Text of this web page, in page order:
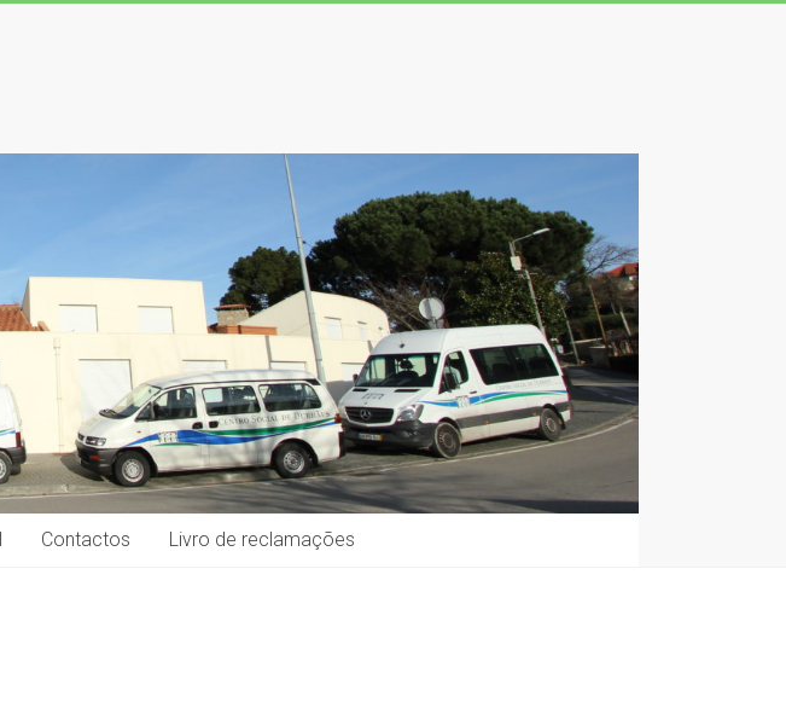
Contactos Livro de reclamações